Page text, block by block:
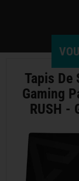
Tapis De
Gaming
RUSH -